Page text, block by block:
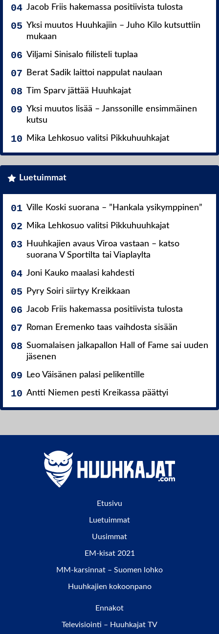
Jacob Friis hakemassa positiivista tulosta
Yksi muutos Huuhkajiin – Juho Kilo kutsuttiin
mukaan
Viljami Sinisalo fiilisteli tuplaa
Berat Sadik laittoi nappulat naulaan
Tim Sparv jättää Huuhkajat
Yksi muutos lisää – Janssonille ensimmäinen
kutsu
Mika Lehkosuo valitsi Pikkuhuuhkajat
Luetuimmat
Ville Koski suorana – ”Hankala ysikymppinen”
Mika Lehkosuo valitsi Pikkuhuuhkajat
Huuhkajien avaus Viroa vastaan – katso
suorana V Sportilta tai Viaplaylta
Joni Kauko maalasi kahdesti
Pyry Soiri siirtyy Kreikkaan
Jacob Friis hakemassa positiivista tulosta
Roman Eremenko taas vaihdosta sisään
Suomalaisen jalkapallon Hall of Fame sai uuden
jäsenen
Leo Väisänen palasi pelikentille
Antti Niemen pesti Kreikassa päättyi
Etusivu
Luetuimmat
Uusimmat
EM-kisat 2021
MM-karsinnat – Suomen lohko
Huuhkajien kokoonpano
Ennakot
Televisiointi – Huuhkajat TV